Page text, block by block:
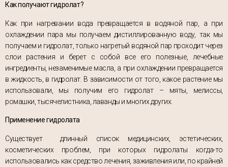
Как получают гидролат?
Как при нагревании вода превращается в водяной пар, а при
охлаждении пара мы получаем дистиллированную воду, так мы
получаем и гидролат, только нагретый водяной пар проходит через
слои растения и берет с собой все его полезные, лечебные
ингредиенты, незаменимые масла, а при охлаждении превращается
в жидкость, в гидролат. В зависимости от того, какое растение мы
использовали, мы получим его гидролат – мяты, мелиссы,
ромашки, тысячелистника, лаванды и многих других.
Применение гидролата
Существует длинный список медицинских, эстетических,
косметических проблем, при которых гидролаты когда-то
использовались как средство лечения, заживления или, по крайней